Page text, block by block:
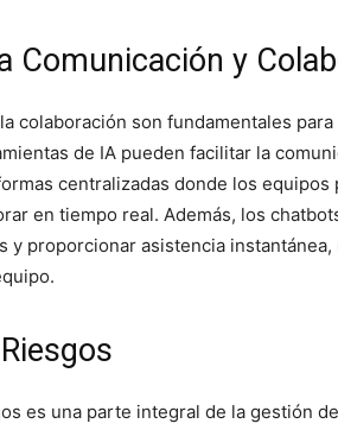
Comunicación y
colaboración son fundamentales
de IA pueden facilitar la
centralizadas donde los
en tiempo real. Además, los
y proporcionar asistencia
es una parte integral de la gestión